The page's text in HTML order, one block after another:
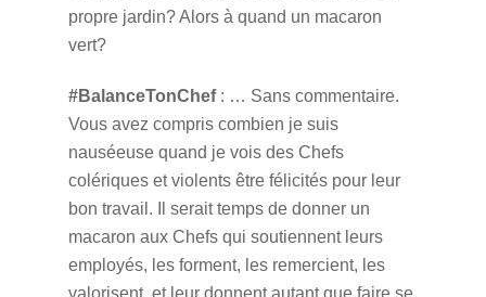
propre jardin? Alors à quand un macaron
vert?
#BalanceTonChef: … Sans commentaire.
Vous avez compris combien je suis
nauséeuse quand je vois des Chefs
colériques et violents être félicités pour leur
bon travail. Il serait temps de donner un
macaron aux Chefs qui soutiennent leurs
employés, les forment, les remercient, les